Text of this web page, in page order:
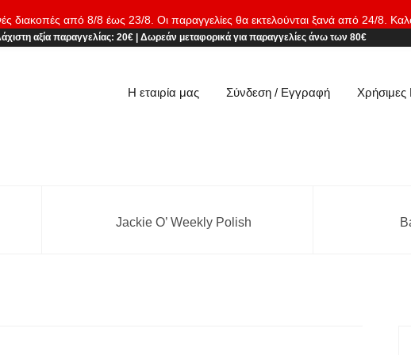
διακοπές από 8/8 έως 23/8. Οι παραγγελίες θα εκτελούνται ξανά από 24/8.
αξία παραγγελίας: 20€| Δωρεάν μεταφορικάγια παραγγελίες άνω των 80€
Η εταιρία μας Σύνδεση / Εγγραφή Χρήσιμες
Jackie O’ Weekly Polish